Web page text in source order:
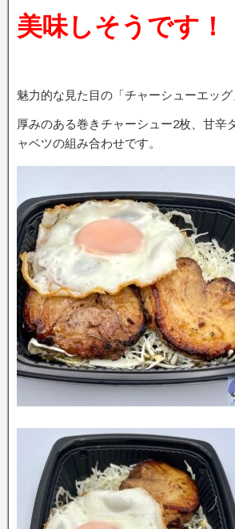
美味しそうです！
魅力的な見た目の「チャーシューエッグ
厚みのある巻きチャーシュー2枚、甘辛
ャベツの組み合わせです。